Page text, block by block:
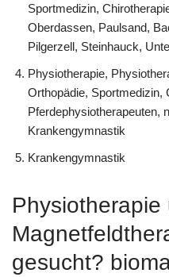
Sportmedizin,
Oberdassen, Paulsand,
Pilgerzell, Steinhauck,
Physiotherapie,
Orthopädie, Sportmedizin,
Pferdephysiotherapeuten,
Krankengymnastik
Krankengymnastik
Physiotherapie
gesucht?